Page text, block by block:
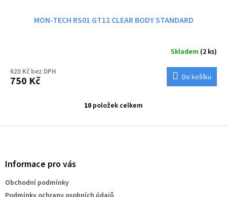
MON-TECH RS01 GT12 CLEAR BODY STANDARD
Skladem (2 ks)
620 Kč bez DPH
750 Kč Do košíku
O
l
10 položek celkem
Z
Informace pro vás
Obchodní podmínky